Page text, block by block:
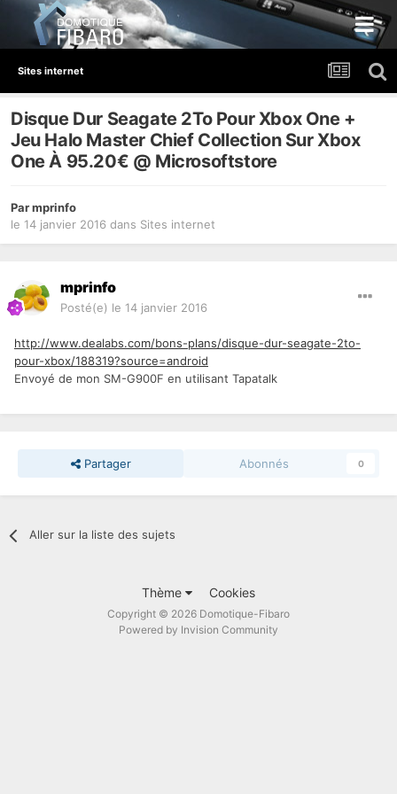
Sites internet
Disque Dur Seagate 2To Pour Xbox One +
Jeu Halo Master Chief Collection Sur Xbox
One À 95.20€ @ Microsoftstore
Parmprinfo
le 14 janvier 2016 dans Sites internet
mprinfo
Posté(e) le 14 janvier 2016
http://www.dealabs.com/bons-plans/disque-dur-seagate-2to-
pour-xbox/188319?source=android
Envoyé de mon SM-G900F en utilisant Tapatalk
Partager Abonnés 0
Aller sur la liste des sujets
Thème Cookies
Copyright © 2026 Domotique-Fibaro
Powered by Invision Community